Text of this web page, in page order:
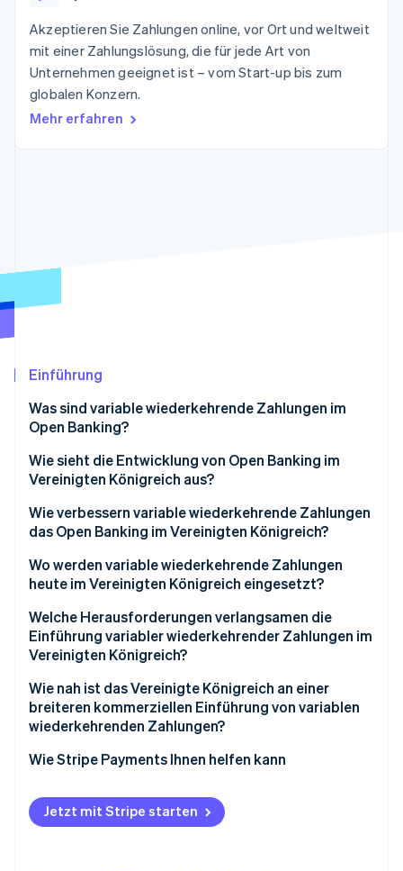
Betrugsprävention
Atlas
Start-up-Gründung
Climate
CO₂-Entnahme
Identity
Partner
Stripe App-Marktplatz
Akzeptieren Sie Zahlungen online, vor Ort und weltweit
mit einer Zahlungslösung, die für jede Art von
Unternehmen geeignet ist – vom Start-up bis zum
globalen Konzern.
Mehr erfahren
Einführung
Was sind variable wiederkehrende Zahlungen im
Open Banking?
Wie sieht die Entwicklung von Open Banking im
Vereinigten Königreich aus?
Wie verbessern variable wiederkehrende Zahlungen
das Open Banking im Vereinigten Königreich?
Wo werden variable wiederkehrende Zahlungen
heute im Vereinigten Königreich eingesetzt?
Welche Herausforderungen verlangsamen die
Einführung variabler wiederkehrender Zahlungen im
Vereinigten Königreich?
Wie nah ist das Vereinigte Königreich an einer
breiteren kommerziellen Einführung von variablen
wiederkehrenden Zahlungen?
Wie Stripe Payments Ihnen helfen kann
Jetzt mit Stripe starten